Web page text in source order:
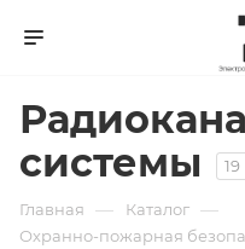
системы
19
Главная — Каталог —
Охранно-пожарная